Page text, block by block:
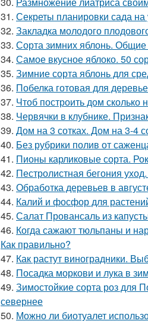
31. Секреты планировки сада
32. Закладка молодого
33. Сорта зимних яблонь. Общие
34. Самое вкусное яблоко. 50
35. Зимние сорта яблонь для
36. Побелка готовая для
37. Чтоб построить дом сколько
38. Червячки в клубнике.
39. Дом на 3 сотках. Дом на 3-4
40. Без рубрики полив от
41. Пионы карликовые сорта.
42. Пестролистная бегония
43. Обработка деревьев в
44. Калий и фосфор для
45. Салат Провансаль из
46. Когда сажают тюльпаны и
Как правильно?
47. Как растут виноградники.
48. Посадка моркови и лука в
49. Зимостойкие сорта роз для
севернее
50. Можно ли биотуалет